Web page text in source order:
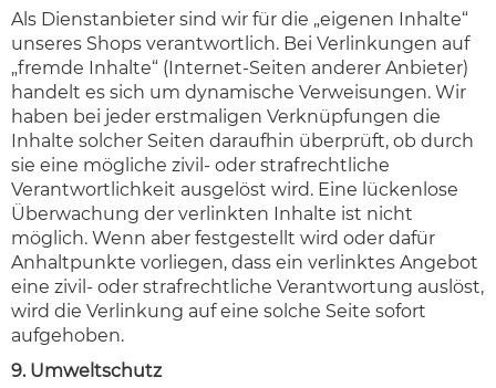
Als Dienstanbieter sind wir für die „eigenen Inhalte“
unseres Shops verantwortlich. Bei Verlinkungen auf
„fremde Inhalte“ (Internet-Seiten anderer Anbieter)
handelt es sich um dynamische Verweisungen. Wir
haben bei jeder erstmaligen Verknüpfungen die
Inhalte solcher Seiten daraufhin überprüft, ob durch
sie eine mögliche zivil- oder strafrechtliche
Verantwortlichkeit ausgelöst wird. Eine lückenlose
Überwachung der verlinkten Inhalte ist nicht
möglich. Wenn aber festgestellt wird oder dafür
Anhaltpunkte vorliegen, dass ein verlinktes Angebot
eine zivil- oder strafrechtliche Verantwortung auslöst,
wird die Verlinkung auf eine solche Seite sofort
aufgehoben.
9. Umweltschutz